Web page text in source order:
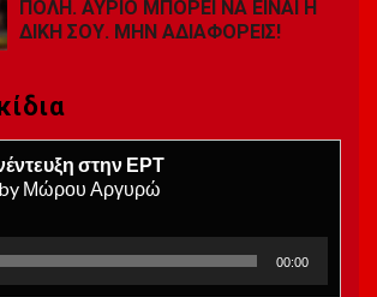
ΠΟΛΗ. ΑΥΡΙΟ ΜΠΟΡΕΙ ΝΑ ΕΙΝΑΙ Η
ΔΙΚΗ ΣΟΥ. ΜΗΝ ΑΔΙΑΦΟΡΕΙΣ!
στην ΕΡΤ
Μώρου Αργυρώ
00:00